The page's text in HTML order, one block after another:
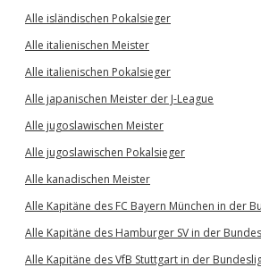
Alle isländischen Pokalsieger
Alle italienischen Meister
Alle italienischen Pokalsieger
Alle japanischen Meister der J-League
Alle jugoslawischen Meister
Alle jugoslawischen Pokalsieger
Alle kanadischen Meister
Alle Kapitäne des FC Bayern München in der
Alle Kapitäne des Hamburger SV in der
Alle Kapitäne des VfB Stuttgart in der